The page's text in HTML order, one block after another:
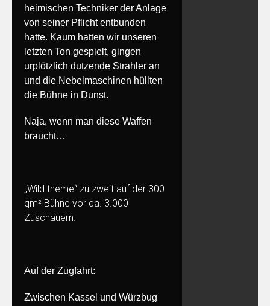
heimischen Techniker der Anlage
von seiner Pflicht entbunden
hatte. Kaum hatten wir unseren
letzten Ton gespielt, gingen
urplötzlich dutzende Strahler an
und die Nebelmaschinen hüllten
die Bühne in Dunst.
Naja, wenn man diese Waffen
braucht…
„Wild theme“ zu zweit auf der 300
qm² Bühne vor ca. 3.000
Zuschauern.
Auf der Zugfahrt:
Zwischen Kassel und Würzbug